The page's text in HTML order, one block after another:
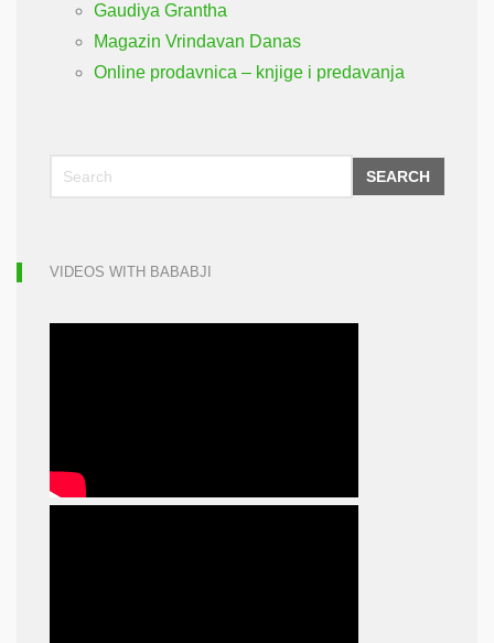
Gaudiya Grantha
Magazin Vrindavan Danas
Online prodavnica – knjige i predavanja
SEARCH
VIDEOS WITH BABABJI